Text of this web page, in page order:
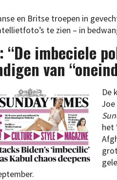
en Britse troepen in
te zien – in
“De imbeciele
van
De
het